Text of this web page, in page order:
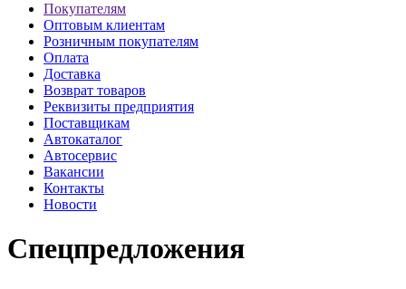
Покупателям
Оптовым клиентам
Розничным покупателям
Оплата
Доставка
Возврат товаров
Реквизиты предприятия
Поставщикам
Автокаталог
Автосервис
Вакансии
Контакты
Новости
Спецпредложения